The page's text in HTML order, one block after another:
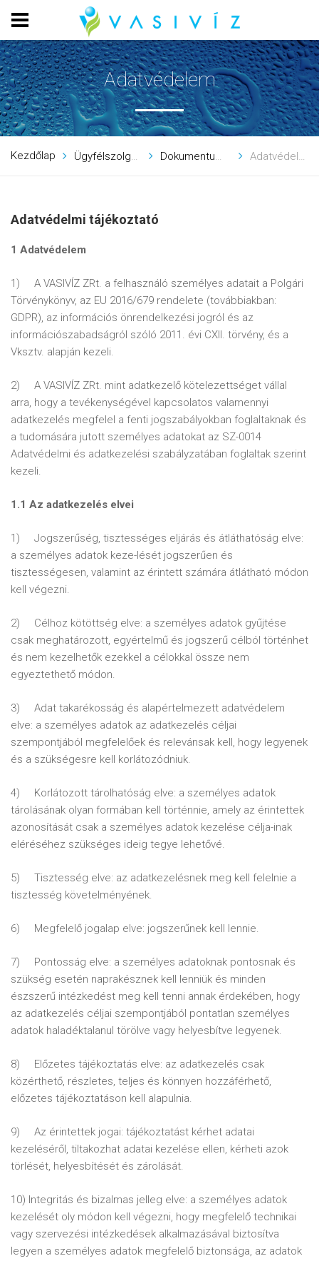
Adatvédelem
Kezdőlap Ügyfélszolgálat Dokumentumtár Adatvédelem
Adatvédelmi tájékoztató
1 Adatvédelem
1) A VASIVÍZ ZRt. a felhasználó személyes adatait a Polgári
Törvénykönyv, az EU 2016/679 rendelete (továbbiakban:
GDPR), az információs önrendelkezési jogról és az
információszabadságról szóló 2011. évi CXII. törvény, és a
Vksztv. alapján kezeli.
2) A VASIVÍZ ZRt. mint adatkezelő kötelezettséget vállal
arra, hogy a tevékenységével kapcsolatos valamennyi
adatkezelés megfelel a fenti jogszabályokban foglaltaknak és
a tudomására jutott személyes adatokat az SZ-0014
Adatvédelmi és adatkezelési szabályzatában foglaltak szerint
kezeli.
1.1 Az adatkezelés elvei
1) Jogszerűség, tisztességes eljárás és átláthatóság elve:
a személyes adatok keze-lését jogszerűen és
tisztességesen, valamint az érintett számára átlátható módon
kell végezni.
2) Célhoz kötöttség elve: a személyes adatok gyűjtése
csak meghatározott, egyértelmű és jogszerű célból történhet
és nem kezelhetők ezekkel a célokkal össze nem
egyeztethető módon.
3) Adat takarékosság és alapértelmezett adatvédelem
elve: a személyes adatok az adatkezelés céljai
szempontjából megfelelőek és relevánsak kell, hogy legyenek
és a szükségesre kell korlátozódniuk.
4) Korlátozott tárolhatóság elve: a személyes adatok
tárolásának olyan formában kell történnie, amely az érintettek
azonosítását csak a személyes adatok kezelése célja-inak
eléréséhez szükséges ideig tegye lehetővé.
5) Tisztesség elve: az adatkezelésnek meg kell felelnie a
tisztesség követelményének.
6) Megfelelő jogalap elve: jogszerűnek kell lennie.
7) Pontosság elve: a személyes adatoknak pontosnak és
szükség esetén naprakésznek kell lenniük és minden
észszerű intézkedést meg kell tenni annak érdekében, hogy
az adatkezelés céljai szempontjából pontatlan személyes
adatok haladéktalanul törölve vagy helyesbítve legyenek.
8) Előzetes tájékoztatás elve: az adatkezelés csak
közérthető, részletes, teljes és könnyen hozzáférhető,
előzetes tájékoztatáson kell alapulnia.
9) Az érintettek jogai: tájékoztatást kérhet adatai
kezeléséről, tiltakozhat adatai kezelése ellen, kérheti azok
törlését, helyesbítését és zárolását.
10) Integritás és bizalmas jelleg elve: a személyes adatok
kezelését oly módon kell végezni, hogy megfelelő technikai
vagy szervezési intézkedések alkalmazásával biztosítva
legyen a személyes adatok megfelelő biztonsága, az adatok